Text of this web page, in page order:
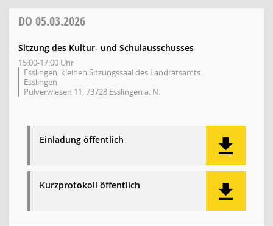
DO 05.03.2026
Sitzung des Kultur- und Schulausschusses
15:00-17:00 Uhr
Esslingen, kleinen Sitzungssaal des Landratsamts
Esslingen,
Pulverwiesen 11, 73728 Esslingen a. N.
Einladung öffentlich
Kurzprotokoll öffentlich